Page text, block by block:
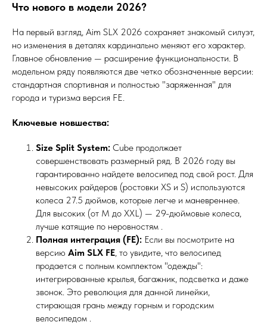
Что нового в модели 2026?
На первый взгляд, Aim SLX 2026 сохраняет знакомый силуэт,
но изменения в деталях кардинально меняют его характер.
Главное обновление — расширение функциональности. В
модельном ряду появляются две четко обозначенные версии:
стандартная спортивная и полностью "заряженная" для
города и туризма версия FE.
Ключевые новшества:
Size Split System: Cube продолжает
совершенствовать размерный ряд. В 2026 году вы
гарантированно найдете велосипед под свой рост. Для
невысоких райдеров (ростовки XS и S) используются
колеса 27.5 дюймов, которые легче и маневреннее.
Для высоких (от M до XXL) — 29-дюймовые колеса,
лучше катящие по неровностям .
Полная интеграция (FE): Если вы посмотрите на
версию Aim SLX FE, то увидите, что велосипед
продается с полным комплектом "одежды":
интегрированные крылья, багажник, подсветка и даже
звонок. Это революция для данной линейки,
стирающая грань между горным и городским
велосипедом .